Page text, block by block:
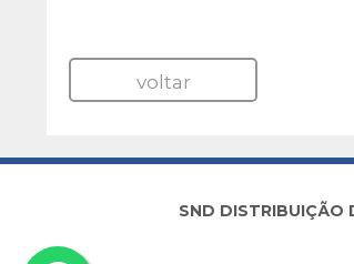
voltar
SND DISTRIBUIÇÃO